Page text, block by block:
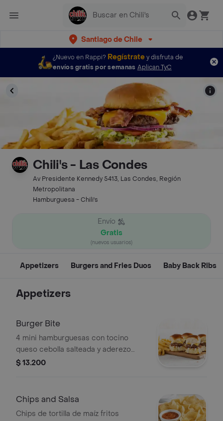
Santiago de Chile
¿Nuevo en Rappi? Regístratey disfruta de
envíos gratis por semanas Aplican TyC
Chili's - Las Condes
Av Presidente Kennedy 5413, Las Condes, Región
Metropolitana
Hamburguesa - Chili's
Envío
Gratis
(nuevos usuarios)
Appetizers Burgers and Fries Duos Baby Back Ribs
Appetizers
Burger Bite
4 mini hamburguesas con tocino
queso cebolla salteada y aderezo
Chilis Ranch acompañadas de
$ 13.200
Chips and Salsa
Chips de tortilla de maíz fritos